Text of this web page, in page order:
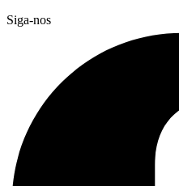
Siga-nos